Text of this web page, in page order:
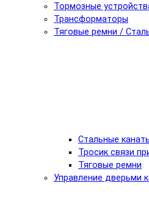
Тормозные
Трансформаторы
Тяговые ремни /
Стальные
Тросик связи
Тяговые ремни
Управление дверьми